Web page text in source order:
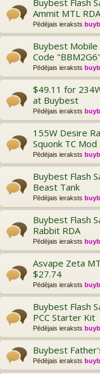
Ammit MTL RDA
Pēdējais ieraksts
Buybest Mobile
Code "BBM2G6"
Pēdējais ieraksts
$49.11 for
at Buybest
Pēdējais ieraksts
155W Desire
Squonk TC Mod
Pēdējais ieraksts
Buybest Flash
Beast Tank
Pēdējais ieraksts
Buybest Flash
Rabbit RDA
Pēdējais ieraksts
Asvape Zeta
$27.74
Pēdējais ieraksts
Buybest Flash
PCC Starter Kit
Pēdējais ieraksts
Buybest
Pēdējais ieraksts